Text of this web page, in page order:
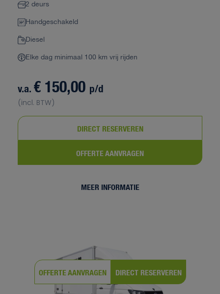
OFFERTE AANVRAGEN DIRECT RESERVEREN
2 deurs
Handgeschakeld
Diesel
Elke dag minimaal 100 km vrij rijden
v.a.€ 150,00 p/d
(incl. BTW)
DIRECT RESERVEREN
OFFERTE AANVRAGEN
MEER INFORMATIE